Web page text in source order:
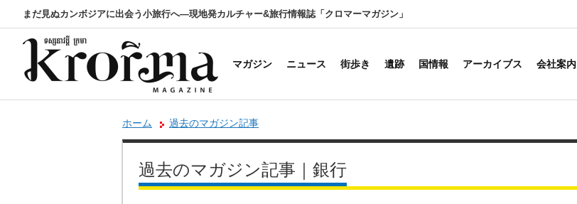
まだ見ぬカンボジアに出会う小旅行へ―現地発カルチャー&旅行情報誌「クロマーマガジン」
マガジン ニュース 街歩き 遺跡 国情報 アーカイブス 会社案内
ホーム 過去のマガジン記事
過去のマガジン記事｜銀行